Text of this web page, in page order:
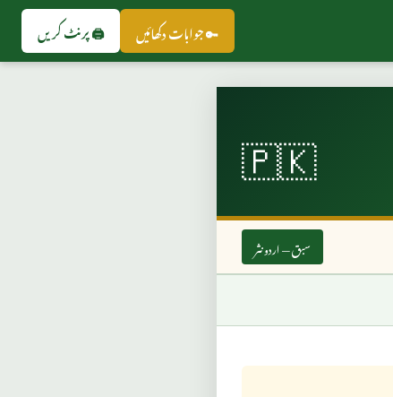
🔑 جوابات دکھائیں 🖨️ پرنٹ کریں
🇵🇰
سبق — اردو نثر